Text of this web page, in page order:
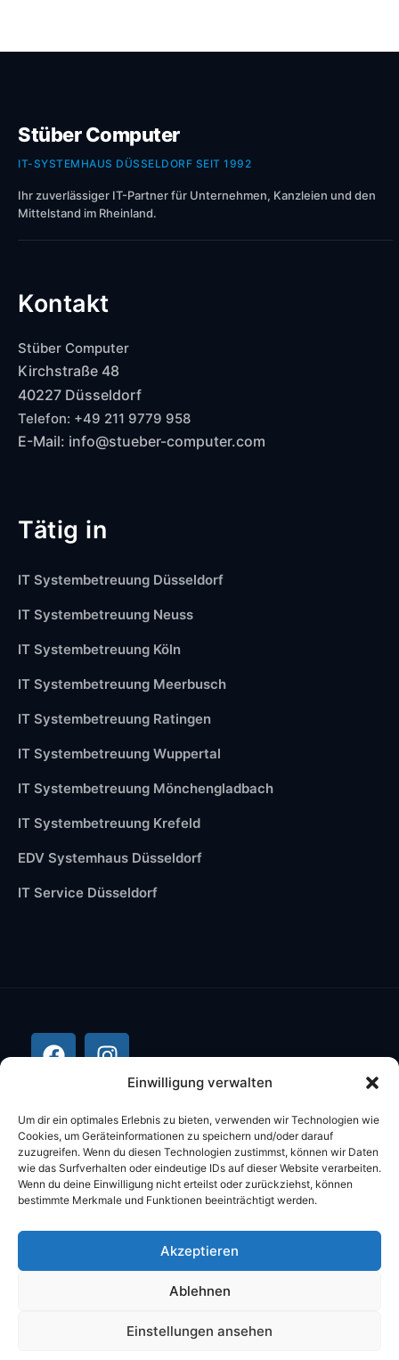
Einwilligung verwalten
Um dir ein optimales Erlebnis zu bieten, verwenden wir Technologien wie
Cookies, um Geräteinformationen zu speichern und/oder darauf
zuzugreifen. Wenn du diesen Technologien zustimmst, können wir Daten
wie das Surfverhalten oder eindeutige IDs auf dieser Website verarbeiten.
Wenn du deine Einwilligung nicht erteilst oder zurückziehst, können
bestimmte Merkmale und Funktionen beeinträchtigt werden.
Akzeptieren
Ablehnen
Einstellungen ansehen
Stüber Computer
IT-SYSTEMHAUS DÜSSELDORF SEIT 1992
Ihr zuverlässiger IT-Partner für Unternehmen, Kanzleien und den
Mittelstand im Rheinland.
Kontakt
Stüber Computer
Kirchstraße 48
40227 Düsseldorf
Telefon: +49 211 9779 958
E-Mail: info@stueber-computer.com
Tätig in
IT Systembetreuung Düsseldorf
IT Systembetreuung Neuss
IT Systembetreuung Köln
IT Systembetreuung Meerbusch
IT Systembetreuung Ratingen
IT Systembetreuung Wuppertal
IT Systembetreuung Mönchengladbach
IT Systembetreuung Krefeld
EDV Systemhaus Düsseldorf
IT Service Düsseldorf
IMPRESSUM